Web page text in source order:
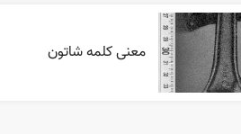
معنی کلمه شاتون